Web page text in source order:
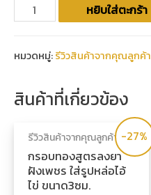
หยิบใส่ตะกร้า
หมวดหมู่:รีวิวสินค้าจากคุณลูกค้า
สินค้าที่เกี่ยวข้อง
-27%
รีวิวสินค้าจากคุณลูกค้า
กรอบทองสูตรลงยา
ฝังเพชร ใส่รูปหล่อไอ้
ไข่ ขนาด3ซม.